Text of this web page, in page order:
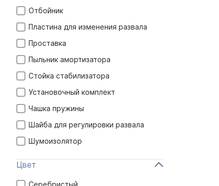
Отбойник
Пластина для изменения развала
Проставка
Пыльник амортизатора
Стойка стабилизатора
Установочный комплект
Чашка пружины
Шайба для регулировки развала
Шумоизолятор
Цвет